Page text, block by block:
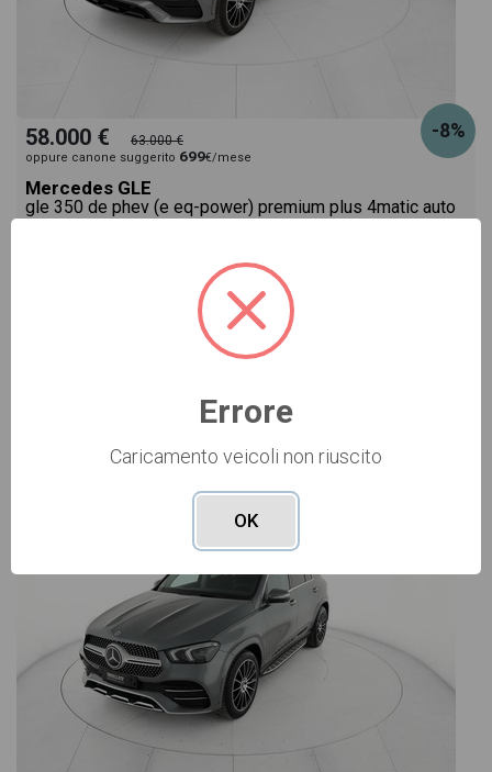
-8%
58.000 € 63.000 €
oppure canone suggerito 699€/mese
Mercedes GLE
gle 350 de phev (e eq-power) premium plus 4matic auto
automatico 12/2022
USATO Cod. 006U3997
Errore
Caricamento veicoli non riuscito
OK